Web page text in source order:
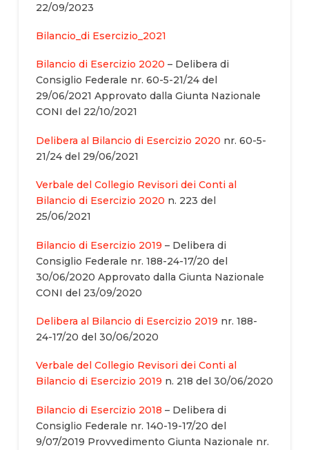
22/09/2023
Bilancio_di Esercizio_2021
Bilancio di Esercizio 2020 – Delibera di
Consiglio Federale nr. 60-5-21/24 del
29/06/2021 Approvato dalla Giunta Nazionale
CONI del 22/10/2021
Delibera al Bilancio di Esercizio 2020 nr. 60-5-
21/24 del 29/06/2021
Verbale del Collegio Revisori dei Conti al
Bilancio di Esercizio 2020 n. 223 del
25/06/2021
Bilancio di Esercizio 2019 – Delibera di
Consiglio Federale nr. 188-24-17/20 del
30/06/2020 Approvato dalla Giunta Nazionale
CONI del 23/09/2020
Delibera al Bilancio di Esercizio 2019 nr. 188-
24-17/20 del 30/06/2020
Verbale del Collegio Revisori dei Conti al
Bilancio di Esercizio 2019 n. 218 del 30/06/2020
Bilancio di Esercizio 2018 – Delibera di
Consiglio Federale nr. 140-19-17/20 del
9/07/2019 Provvedimento Giunta Nazionale nr.